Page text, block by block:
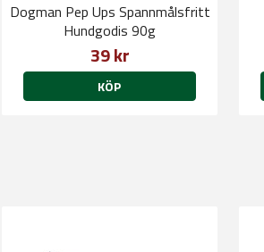
Dogman Pep Ups Spannmålsfritt
Hundgodis 90g
39 kr
KÖP